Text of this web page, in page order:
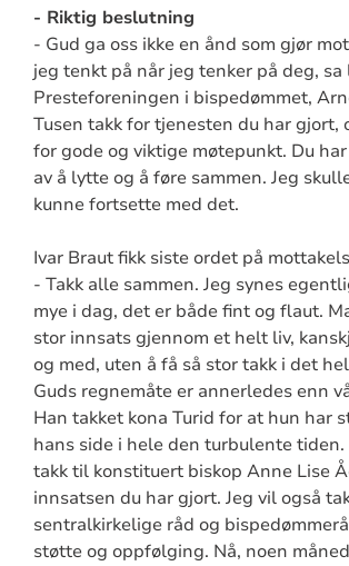
- Riktig beslutning
- Gud ga oss ikke en ånd som gjør
jeg tenkt på når jeg tenker på deg, sa
Presteforeningen i bispedømmet,
Tusen takk for tjenesten du har gjort,
for gode og viktige møtepunkt. Du
av å lytte og å føre sammen. Jeg
kunne fortsette med det.
Ivar Braut fikk siste ordet på
- Takk alle sammen. Jeg synes
mye i dag, det er både fint og flaut.
stor innsats gjennom et helt liv,
og med, uten å få så stor takk i det
Guds regnemåte er annerledes enn
Han takket kona Turid for at hun har
hans side i hele den turbulente
takk til konstituert biskop Anne Lise
innsatsen du har gjort. Jeg vil også
sentralkirkelige råd og
støtte og oppfølging. Nå, noen